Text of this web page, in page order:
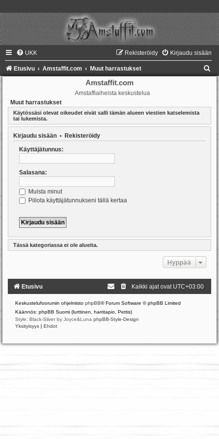
UKK Kirjaudu sisään
Rekisteröidy
Etusivu Amstaffit.com Muut harrastukset
Amstaffit.com
Amstaffiaiheista keskustelua
Muut harrastukset
Käytössäsi olevat oikeudet eivät salli tämän alueen viestien katselemista
tai lukemista.
Kirjaudu sisään • Rekisteröidy
Käyttäjätunnus:
Salasana:
Muista minut
Piilota käyttäjätunnukseni tällä kertaa
Tässä kategoriassa ei ole alueita.
Hyppää
Etusivu Kaikki ajat ovat UTC+03:00
Keskustelufoorumin ohjelmisto phpBB® Forum Software © phpBB Limited
Käännös: phpBB Suomi (lurttinen, harritapio, Pettis)
Style: Black-Silver by Joyce&Luna phpBB-Style-Design
Yksityisyys | Ehdot